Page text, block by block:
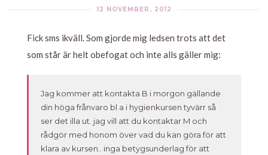
12 NOVEMBER, 2012
Fick sms ikväll. Som gjorde mig ledsen trots att det
som står är helt obefogat och inte alls gäller mig:
Jag kommer att kontakta B i morgon gällande
din höga frånvaro bl a i hygienkursen tyvärr så
ser det illa ut. jag vill att du kontaktar M och
rådgör med honom över vad du kan göra för att
klara av kursen.. inga betygsunderlag för att